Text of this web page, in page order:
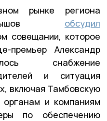
рынке региона
обсудил
совещании, которое
премьер Александр
снабжение
и ситуация
включая Тамбовскую
и компаниям
по обеспечению